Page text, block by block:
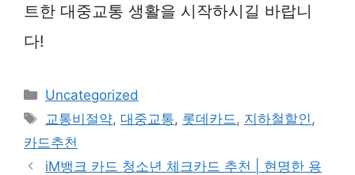
트한 대중교통 생활을 시작하시길 바랍니
다!
카
테
리
Uncategorized
태
그
교통비절약,대중교통, 롯데카드 , 지하철할인 ,
카드추천
iM뱅크 카드 청소년 체크카드 추천 | 현명한 용